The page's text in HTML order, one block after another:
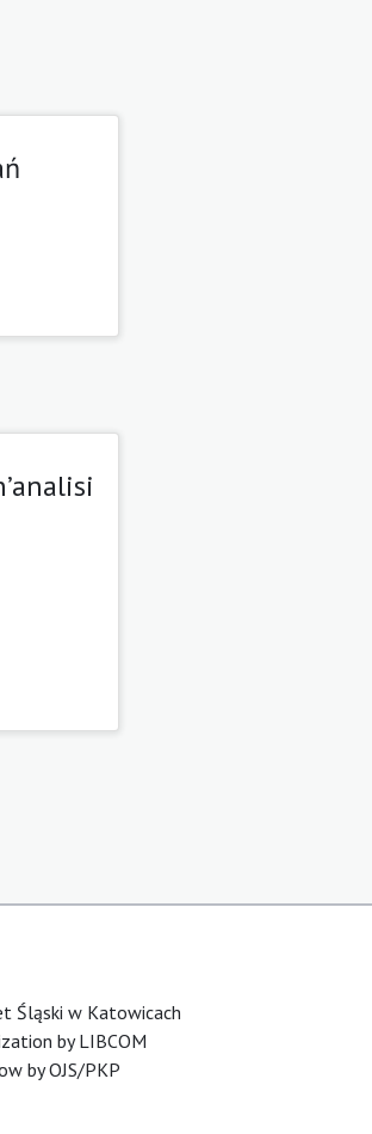
Śląski w Katowicach
by LIBCOM
by OJS/PKP